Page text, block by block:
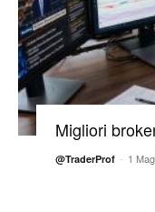
Migliori
@TraderProf - 1